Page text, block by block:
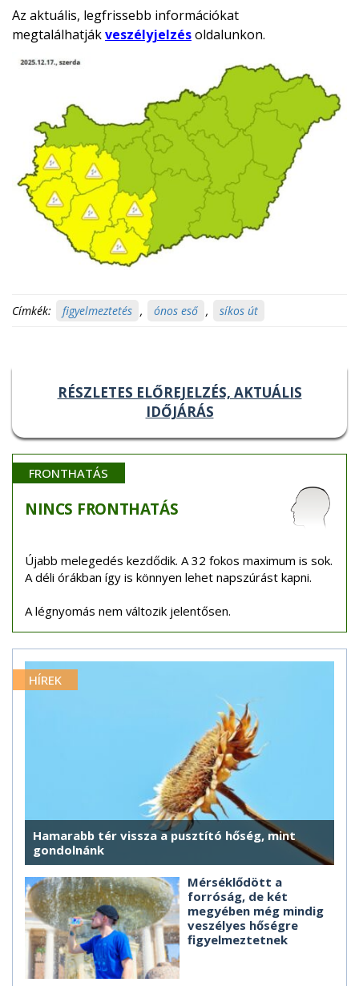
Az aktuális, legfrissebb információkat
megtalálhatjákveszélyjelzésoldalunkon.
Címkék: figyelmeztetés , ónos eső , síkos út
RÉSZLETES ELŐREJELZÉS, AKTUÁLIS
IDŐJÁRÁS
FRONTHATÁS
NINCS FRONTHATÁS
Újabb melegedés kezdődik. A 32 fokos maximum is sok.
A déli órákban így is könnyen lehet napszúrást kapni.
A légnyomás nem változik jelentősen.
HÍREK
Hamarabb tér vissza a pusztító hőség, mint
gondolnánk
Mérséklődött a
forróság, de két
megyében még mindig
veszélyes hőségre
figyelmeztetnek